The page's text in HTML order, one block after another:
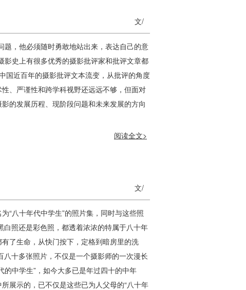
文/
，他必须随时勇敢地站出来，表达自己的意
影史上有很多优秀的摄影批评家和批评文章都
近百年的摄影批评文本流变，从批评的角度
、严谨性和跨学科视野还远远不够，但面对
的发展历程、现阶段问题和未来发展的方向
阅读全文>
文/
“八十年代中学生”的照片集，同时与这些照
照还是彩色照，都透着浓浓的特属于八十年
了生命，从快门按下，定格到暗房里的洗
十多张照片，不仅是一个摄影师的一次漫长
中学生”，如今大多已是年过四十的中年
展示的，已不仅是这些已为人父母的“八十年